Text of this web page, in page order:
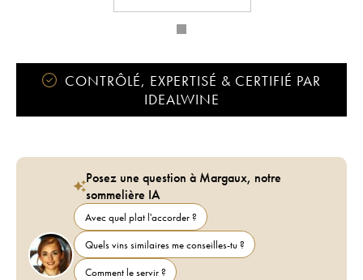
CONTRÔLÉ, EXPERTISÉ & CERTIFIÉ PAR
IDEALWINE
Posez une question à Margaux, notre
sommelière IA
Avec quel plat l'accorder ?
Quels vins similaires me conseilles-tu ?
Comment le servir ?